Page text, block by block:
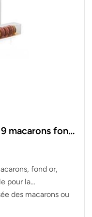
macarons fond
fond or,
pour la
des macarons ou